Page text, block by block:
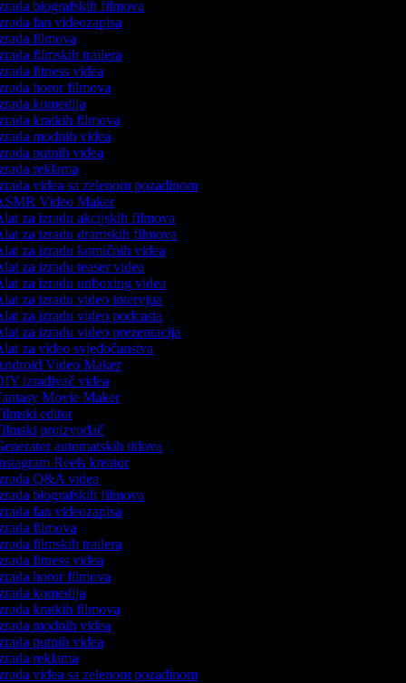
biografskih filmova
fan videozapisa
filmova
filmskih trailera
fitness videa
horor filmova
komedija
kratkih filmova
modnih videa
putnih videa
reklama
videa sa zelenom pozadinom
Video Maker
za izradu akcijskih filmova
za izradu dramskih filmova
za izradu komičnih videa
za izradu teaser videa
za izradu unboxing videa
za izradu video intervjua
za izradu video podcasta
za izradu video prezentacija
za video svjedočanstva
Video Maker
izrađivač videa
Movie Maker
editor
proizvođač
automatskih titlova
Reels kreator
Q&A videa
biografskih filmova
fan videozapisa
filmova
filmskih trailera
fitness videa
horor filmova
komedija
kratkih filmova
modnih videa
putnih videa
reklama
videa sa zelenom pozadinom